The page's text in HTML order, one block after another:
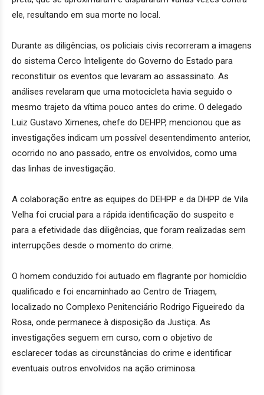
ele, resultando em sua morte no local.
Durante as diligências, os policiais civis recorreram a imagens
do sistema Cerco Inteligente do Governo do Estado para
reconstituir os eventos que levaram ao assassinato. As
análises revelaram que uma motocicleta havia seguido o
mesmo trajeto da vítima pouco antes do crime. O delegado
Luiz Gustavo Ximenes, chefe do DEHPP, mencionou que as
investigações indicam um possível desentendimento anterior,
ocorrido no ano passado, entre os envolvidos, como uma
das linhas de investigação.
A colaboração entre as equipes do DEHPP e da DHPP de Vila
Velha foi crucial para a rápida identificação do suspeito e
para a efetividade das diligências, que foram realizadas sem
interrupções desde o momento do crime.
O homem conduzido foi autuado em flagrante por homicídio
qualificado e foi encaminhado ao Centro de Triagem,
localizado no Complexo Penitenciário Rodrigo Figueiredo da
Rosa, onde permanece à disposição da Justiça. As
investigações seguem em curso, com o objetivo de
esclarecer todas as circunstâncias do crime e identificar
eventuais outros envolvidos na ação criminosa.